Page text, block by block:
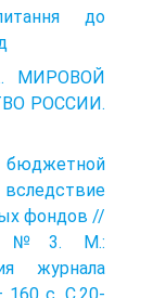
до
МИРОВОЙ
РОССИИ.
вследствие
фондов //
№3. М.:
журнала